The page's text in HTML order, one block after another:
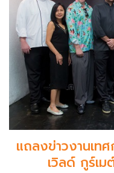
แถลงข่าวงานเทศ
เวิลด์ กูร์เ